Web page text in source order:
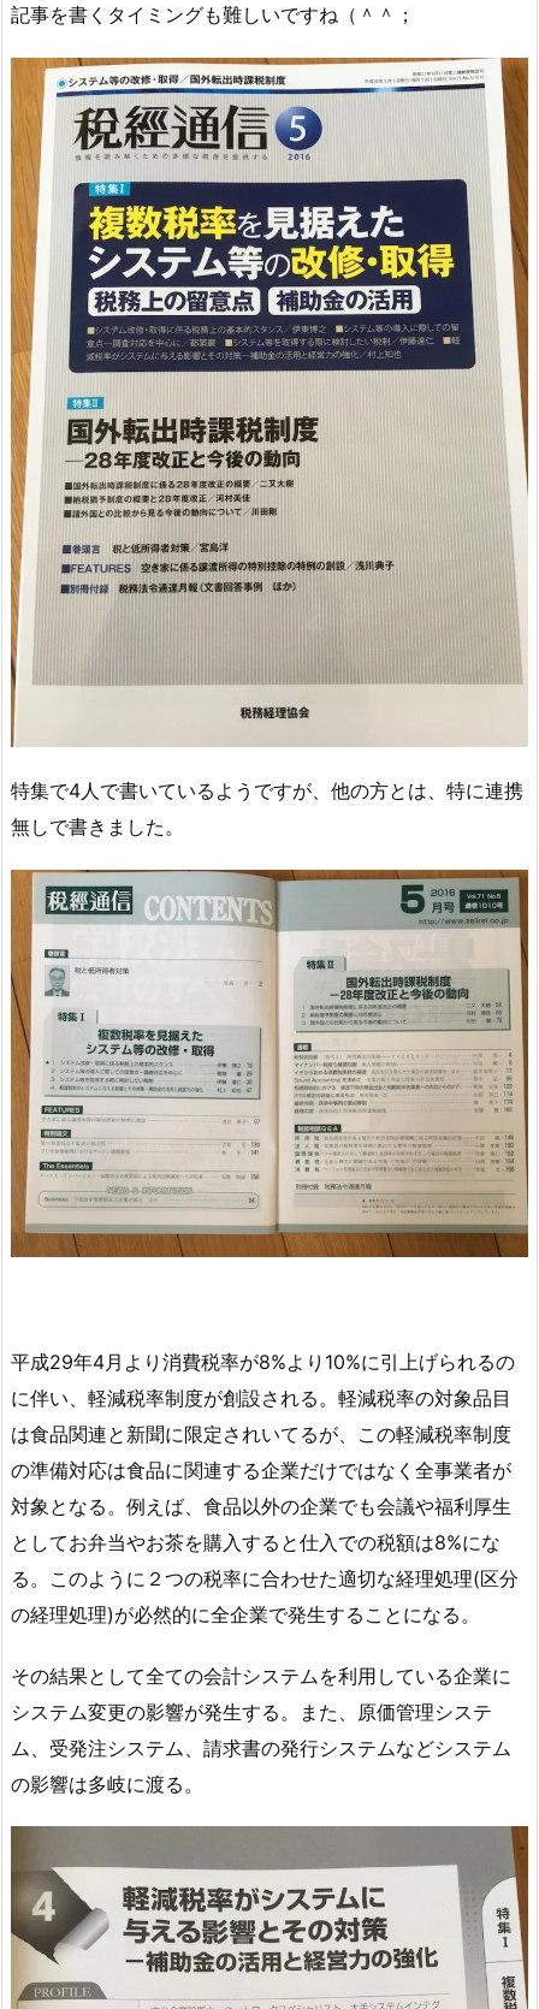
記事を書くタイミングも難しいですね（＾＾；
特集で4人で書いているようですが、他の方とは、特に連携
無しで書きました。
平成29年4月より消費税率が8%より10%に引上げられるの
に伴い、軽減税率制度が創設される。軽減税率の対象品目
は食品関連と新聞に限定されいてるが、この軽減税率制度
の準備対応は食品に関連する企業だけではなく全事業者が
対象となる。例えば、食品以外の企業でも会議や福利厚生
としてお弁当やお茶を購入すると仕入での税額は8%にな
る。このように２つの税率に合わせた適切な経理処理(区分
の経理処理)が必然的に全企業で発生することになる。
その結果として全ての会計システムを利用している企業に
システム変更の影響が発生する。また、原価管理システ
ム、受発注システム、請求書の発行システムなどシステム
の影響は多岐に渡る。